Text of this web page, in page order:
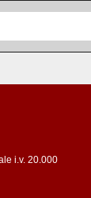
i.v. 20.000